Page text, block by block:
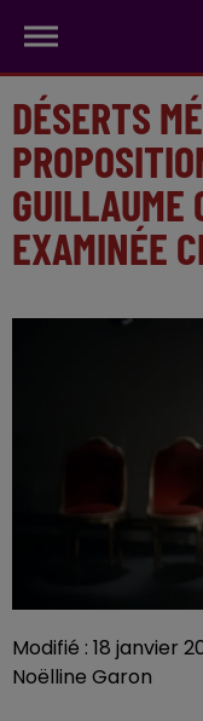
DÉSERTS
GUILLAUME
EXAMINÉE
Modifié : 18 janvier
Noëlline Garon